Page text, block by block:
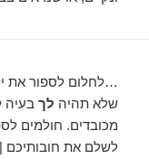
…לחלום לספור את
שלא תהיה לך בעיה
מכובדים. חולמים
לשלם את חובותיכם